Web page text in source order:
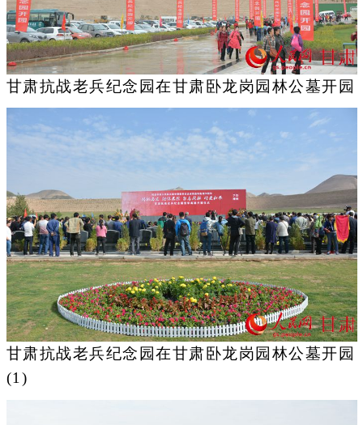
甘肃抗战老兵纪念园在甘肃卧龙岗园林公墓开园
甘肃抗战老兵纪念园在甘肃卧龙岗园林公墓开园
(1)